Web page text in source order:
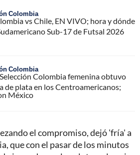
Colombia
vs Chile, EN VIVO; hora y dónde
Sub-17 de Futsal 2026
Colombia
Colombia femenina obtuvo
de plata en los Centroamericanos;
México
el compromiso, dejó 'fría' a
que con el pasar de los minutos